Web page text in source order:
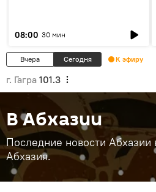
08:00 30 мин
Вчера Сегодня К эфиру
г. Гагра 101.3
В Абхазии
Последние новости Абхазии
Абхазия.